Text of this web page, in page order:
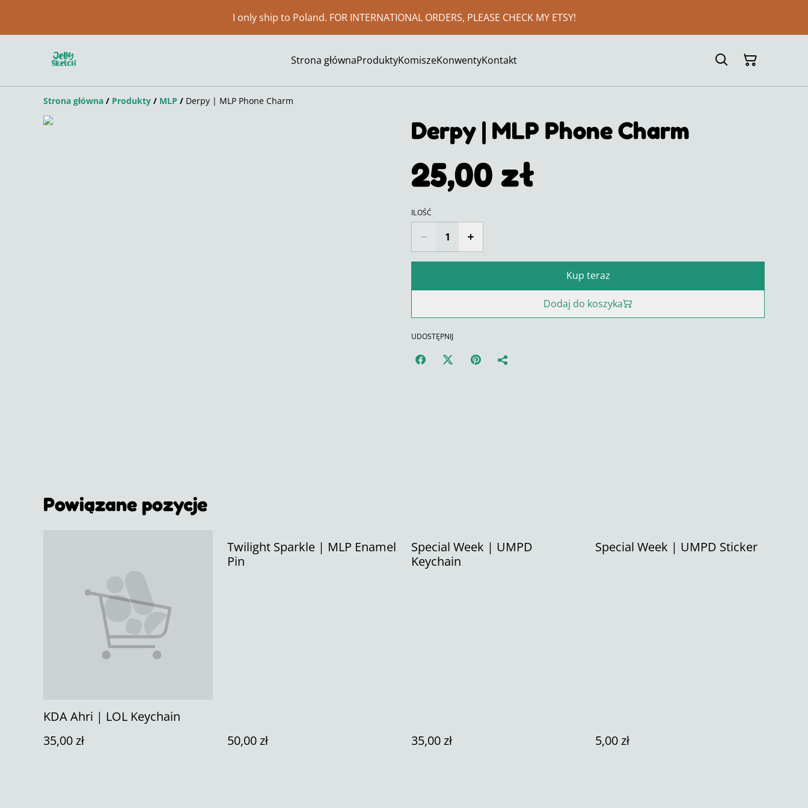
I only ship to Poland. FOR INTERNATIONAL ORDERS, PLEASE CHECK MY ETSY!
Strona głównaProduktyKomiszeKonwentyKontakt
Strona główna / Produkty / MLP / Derpy | MLP Phone Charm
Derpy | MLP Phone Charm
25,00 zł
ILOŚĆ
Kup teraz
Dodaj do koszyka
UDOSTĘPNIJ
Powiązane pozycje
KDA Ahri | LOL Keychain
35,00 zł
Twilight Sparkle | MLP Enamel
Pin
50,00 zł
Special Week | UMPD
Keychain
35,00 zł
Special Week | UMPD Sticker
5,00 zł